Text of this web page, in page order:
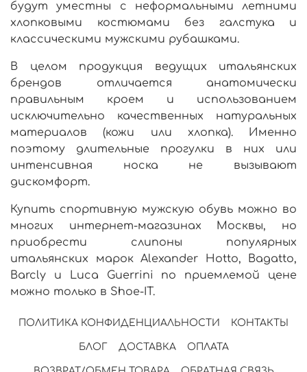
будут уместны с неформальными летними
хлопковыми костюмами без галстука и
классическими мужскими рубашками.
В целом продукция ведущих итальянских
брендов отличается анатомически
правильным кроем и использованием
исключительно качественных натуральных
материалов (кожи или хлопка). Именно
поэтому длительные прогулки в них или
интенсивная носка не вызывают
дискомфорт.
Купить спортивную мужскую обувь можно во
многих интернет-магазинах Москвы, но
приобрести слипоны популярных
итальянских марок Alexander Hotto, Bagatto,
Barcly и Luca Guerrini по приемлемой цене
можно только в Shoe-IT.
ПОЛИТИКА КОНФИДЕНЦИАЛЬНОСТИ КОНТАКТЫ
БЛОГ ДОСТАВКА ОПЛАТА